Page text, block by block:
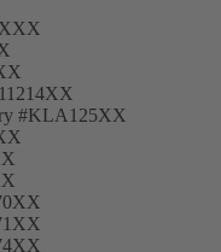
#KLA125XX